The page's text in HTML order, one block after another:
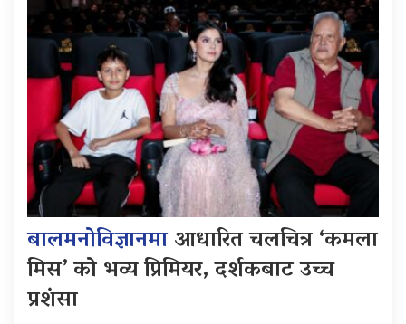
बालमनोविज्ञानमाआधारित चलचित्र ‘कमला
मिस’ को भव्य प्रिमियर, दर्शकबाट उच्च
प्रशंसा